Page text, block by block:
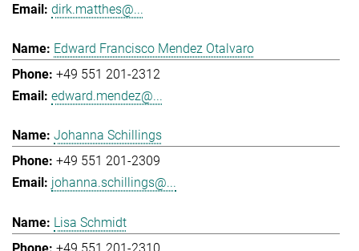
dirk.matthes@...
Edward Francisco Mendez Otalvaro
+49 551 201-2312
edward.mendez@...
Johanna Schillings
+49 551 201-2309
johanna.schillings@...
Lisa Schmidt